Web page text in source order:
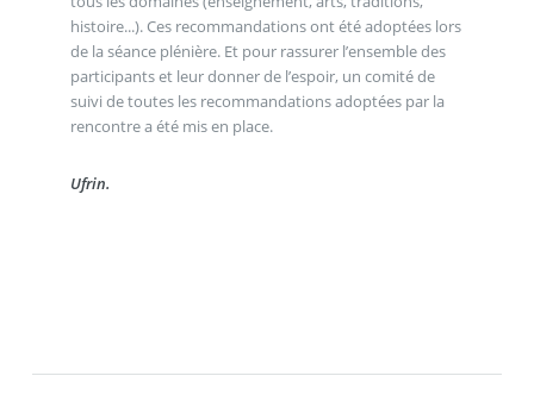
histoire...). Ces recommandations ont été adoptées lors
de la séance plénière. Et pour rassurer l’ensemble des
participants et leur donner de l’espoir, un comité de
suivi de toutes les recommandations adoptées par la
rencontre a été mis en place.
Ufrin.